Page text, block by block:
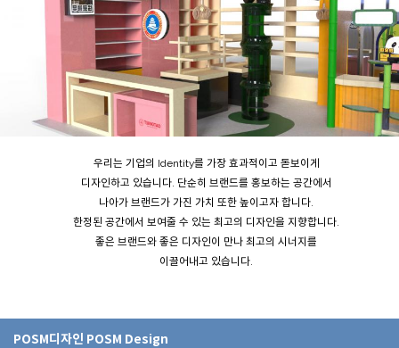
우리는 기업의 Identity를 가장 효과적이고 돋보이게
디자인하고 있습니다. 단순히 브랜드를 홍보하는 공간에서
나아가 브랜드가 가진 가치 또한 높이고자 합니다.
한정된 공간에서 보여줄 수 있는 최고의 디자인을 지향합니다.
좋은 브랜드와 좋은 디자인이 만나 최고의 시너지를
이끌어내고 있습니다.
POSM디자인 POSM Design